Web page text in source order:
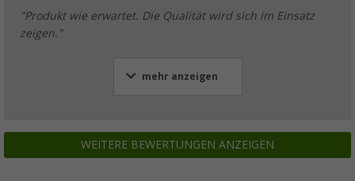
"Produkt wie erwartet. Die Qualität wird sich im Einsatz
zeigen."
mehr anzeigen
WEITERE BEWERTUNGEN ANZEIGEN